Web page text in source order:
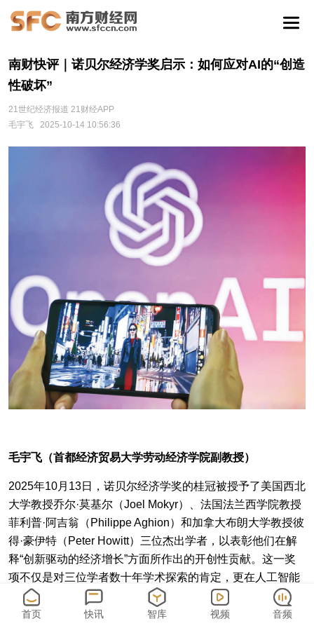
南财快评｜诺贝尔经济学奖启示：如何应对AI的“创造
性破坏”
21世纪经济报道 21财经APP
毛宇飞
2025-10-14 10:56:36
毛宇飞（首都经济贸易大学劳动经济学院副教授）
2025年10月13日，诺贝尔经济学奖的桂冠被授予了美国西北
大学教授乔尔·莫基尔（Joel Mokyr）、法国法兰西学院教授
菲利普·阿吉翁（Philippe Aghion）和加拿大布朗大学教授彼
得·豪伊特（Peter Howitt）三位杰出学者，以表彰他们在解
释“创新驱动的经济增长”方面所作出的开创性贡献。这一奖
项不仅是对三位学者数十年学术探索的肯定，更在人工智能
（AI）技术迅猛发展的当下，为我们理解技术变革如何塑造
经济未来提供了关键的理论框架。
首页 快讯 智库 视频 音频